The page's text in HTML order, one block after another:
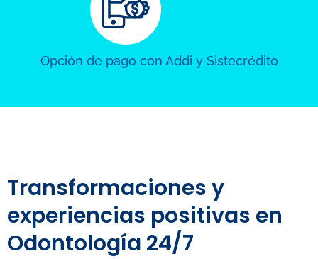
Opción de pago con Addi y Sistecrédito
Transformaciones y
experiencias positivas en
Odontología 24/7